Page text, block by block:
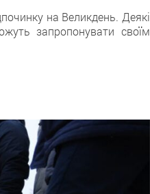
на Великдень. Деякі
запропонувати своїм